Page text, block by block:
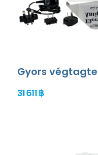
Gyors
31 611 ฿